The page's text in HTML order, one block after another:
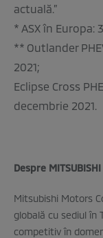
actuală.”
* ASX în Europa:
** Outlander
2021;
Eclipse Cross
decembrie 2021.
Despre MITSUBISHI
Mitsubishi Motors
globală cu sediul în
competitiv în